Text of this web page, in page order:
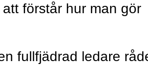
förstår hur man gör
fullfjädrad ledare